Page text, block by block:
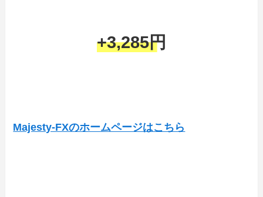
+3,285円
Majesty-FXのホームページはこちら